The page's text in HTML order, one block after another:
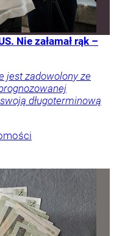
Nie załamał rąk –
jest zadowolony ze
długoterminową